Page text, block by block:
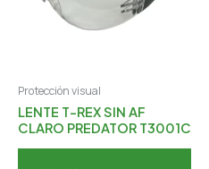
Protección visual
LENTE T-REX SIN AF
CLARO PREDATOR T3001C